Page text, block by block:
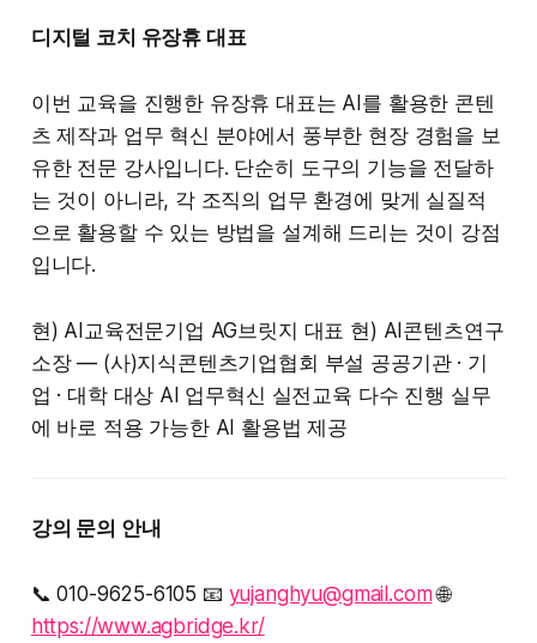
디지털 코치 유장휴 대표
이번 교육을 진행한 유장휴 대표는 AI를 활용한 콘텐
츠 제작과 업무 혁신 분야에서 풍부한 현장 경험을 보
유한 전문 강사입니다. 단순히 도구의 기능을 전달하
는 것이 아니라, 각 조직의 업무 환경에 맞게 실질적
으로 활용할 수 있는 방법을 설계해 드리는 것이 강점
입니다.
현) AI교육전문기업 AG브릿지 대표 현) AI콘텐츠연구
소장 — (사)지식콘텐츠기업협회 부설 공공기관 · 기
업 · 대학 대상 AI 업무혁신 실전교육 다수 진행 실무
에 바로 적용 가능한 AI 활용법 제공
강의 문의 안내
📞 010-9625-6105 📧 yujanghyu@gmail.com🌐
https://www.agbridge.kr/